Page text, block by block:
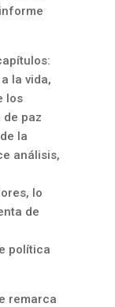
la vida,
los
paz
la
análisis,
lo
de
política
remarca